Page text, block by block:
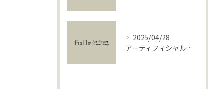
2025/04/28
アーティフィシャルフラワーで学ぶ基礎と活用法